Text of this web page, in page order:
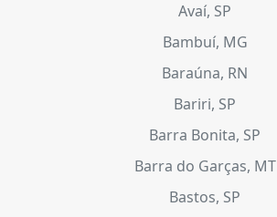
Avaí, SP
Bambuí, MG
Baraúna, RN
Bariri, SP
Barra Bonita, SP
Barra do Garças, MT
Bastos, SP